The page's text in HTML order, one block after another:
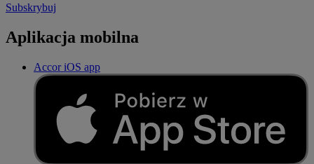
Subskrybuj
Aplikacja mobilna
Accor iOS app